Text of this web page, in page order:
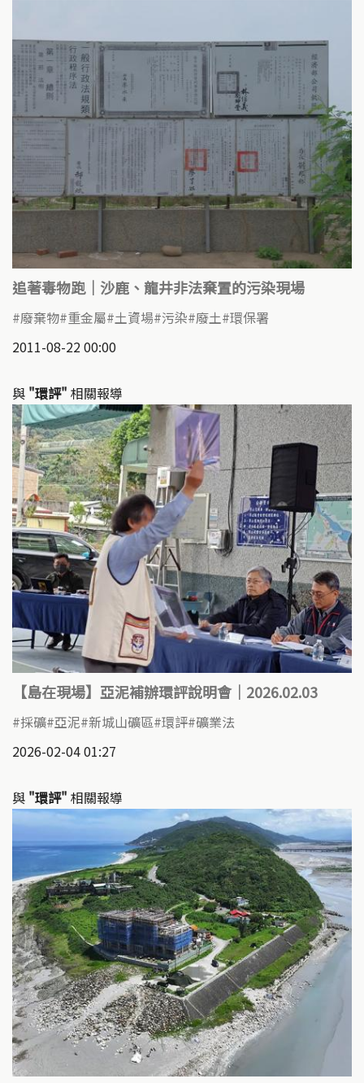
追著毒物跑｜沙鹿、龍井非法棄置的污染現場
廢棄物 重金屬 土資場 污染 廢土 環保署
2011-08-22 00:00
與 "環評" 相關報導
【島在現場】亞泥補辦環評說明會｜2026.02.03 ​
採礦 亞泥 新城山礦區 環評 礦業法
2026-02-04 01:27
與 "環評" 相關報導